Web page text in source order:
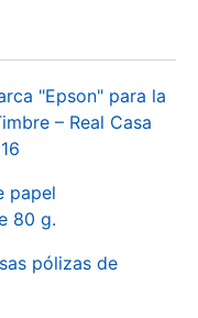
"Epson" para la
– Real Casa
papel
80 g.
pólizas de